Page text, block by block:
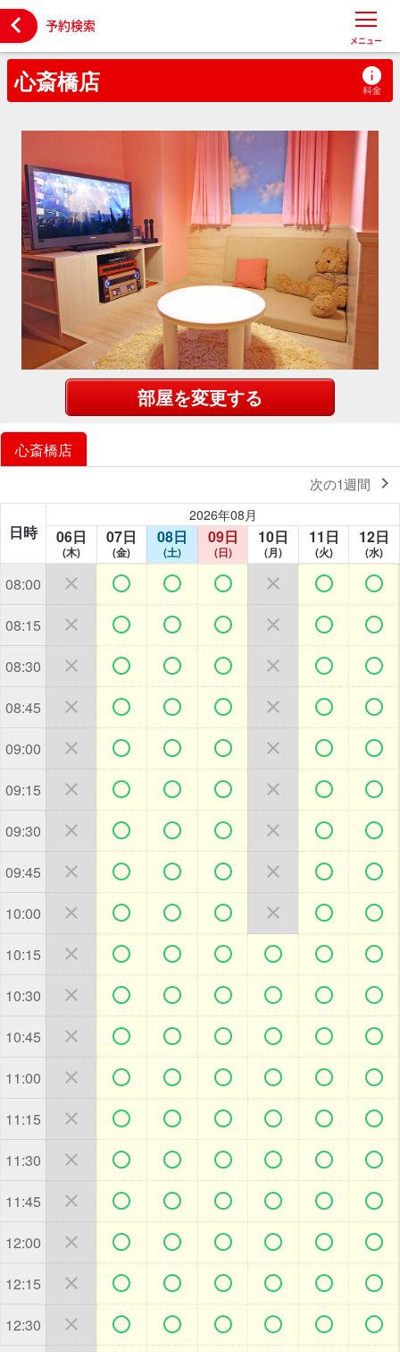
 予約検索
メニュー
心斎橋店
部屋を変更する
心斎橋店
次の1週間 
日時
2026年08月
06日
(木)
07日
(金)
08日
(土)
09日
(日)
10日
(月)
11日
(火)
12日
(水)
08:00       
08:15       
08:30       
08:45       
09:00       
09:15       
09:30       
09:45       
10:00       
10:15       
10:30       
10:45       
11:00       
11:15       
11:30       
11:45       
12:00       
12:15       
12:30       